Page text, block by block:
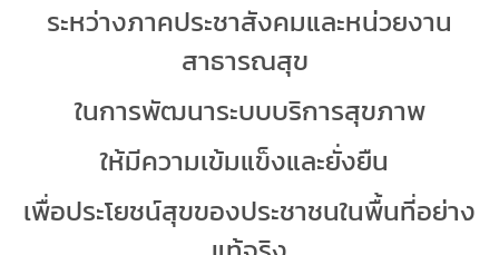
ระหว่างภาคประชาสังคมและหน่วยงาน
สาธารณสุข
ในการพัฒนาระบบบริการสุขภาพ
ให้มีความเข้มแข็งและยั่งยืน
เพื่อประโยชน์สุขของประชาชนในพื้นที่อย่าง